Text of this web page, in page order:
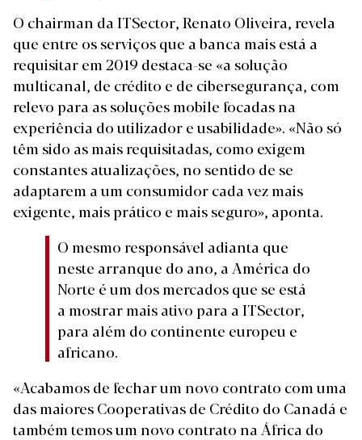
O chairman da ITSector, Renato Oliveira, revela
que entre os serviços que a banca mais está a
requisitar em 2019 destaca-se «a solução
multicanal, de crédito e de cibersegurança, com
relevo para as soluções mobile focadas na
experiência do utilizador e usabilidade». «Não só
têm sido as mais requisitadas, como exigem
constantes atualizações, no sentido de se
adaptarem a um consumidor cada vez mais
exigente, mais prático e mais seguro», aponta.
O mesmo responsável adianta que
neste arranque do ano, a América do
Norte é um dos mercados que se está
a mostrar mais ativo para a ITSector,
para além do continente europeu e
africano.
«Acabamos de fechar um novo contrato com uma
das maiores Cooperativas de Crédito do Canadá e
também temos um novo contrato na África do